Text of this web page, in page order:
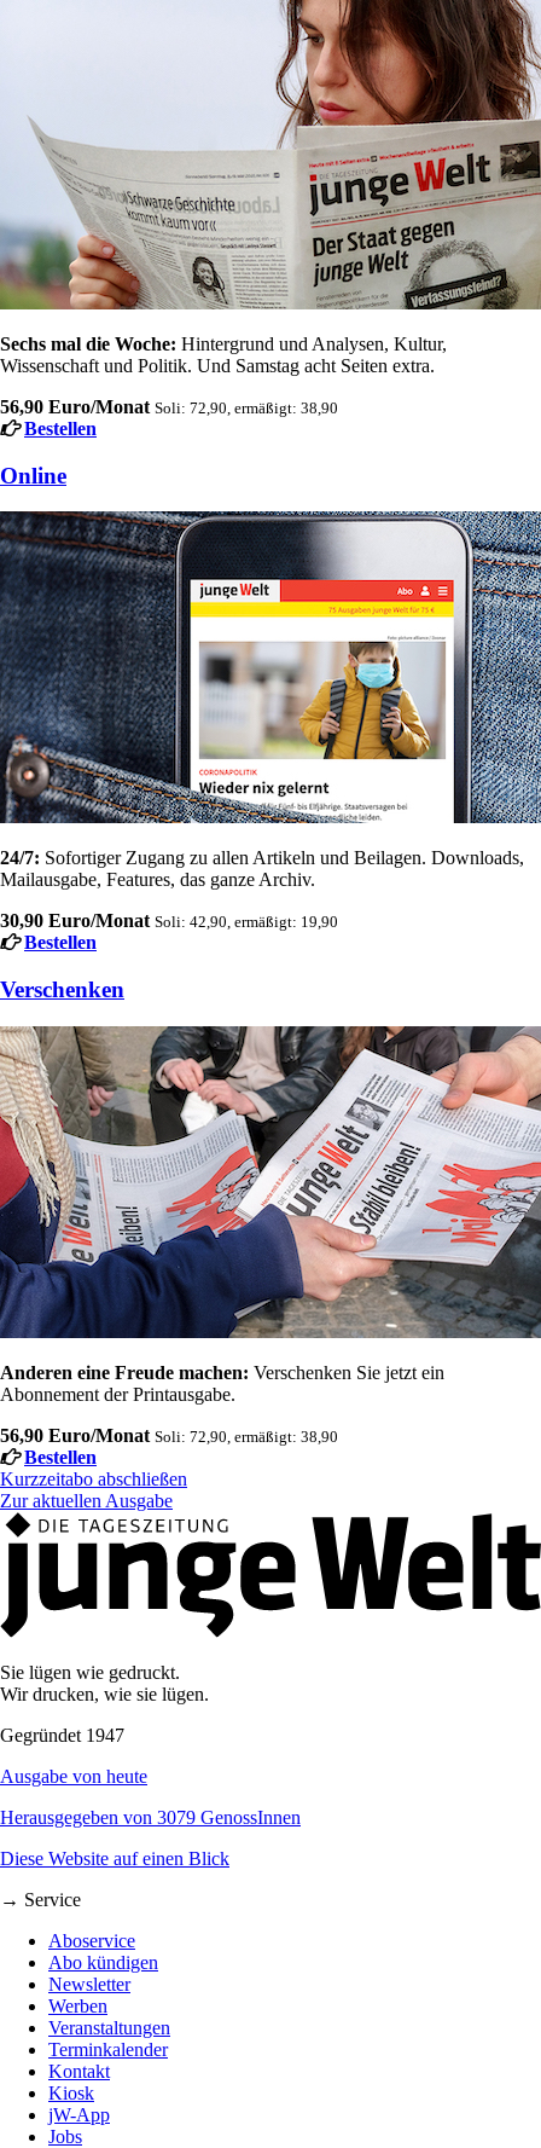
Sechs mal die Woche: Hintergrund und Analysen, Kultur,
Wissenschaft und Politik. Und Samstag acht Seiten extra.
56,90 Euro/Monat Soli: 72,90, ermäßigt: 38,90
Bestellen
Online
24/7: Sofortiger Zugang zu allen Artikeln und Beilagen. Downloads,
Mailausgabe, Features, das ganze Archiv.
30,90 Euro/Monat Soli: 42,90, ermäßigt: 19,90
Bestellen
Verschenken
Anderen eine Freude machen: Verschenken Sie jetzt ein
Abonnement der Printausgabe.
56,90 Euro/Monat Soli: 72,90, ermäßigt: 38,90
Bestellen
Kurzzeitabo abschließen
Zur aktuellen Ausgabe
Sie lügen wie gedruckt.
Wir drucken, wie sie lügen.
Gegründet 1947
Ausgabe von heute
Herausgegeben von 3079 GenossInnen
Diese Website auf einen Blick
→ Service
Aboservice
Abo kündigen
Newsletter
Werben
Veranstaltungen
Terminkalender
Kontakt
Kiosk
jW-App
Jobs